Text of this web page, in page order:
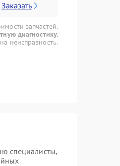
Заказать
запчастей.
диагностику.
неисправность.
специалисты,